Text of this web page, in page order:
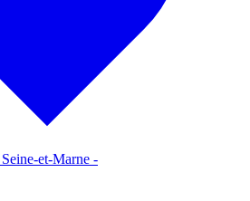
Seine-et-Marne -